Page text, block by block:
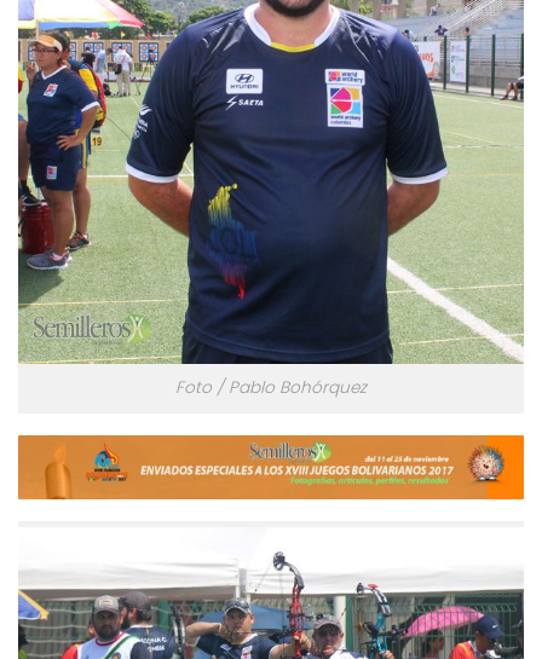
Foto / Pablo Bohórquez